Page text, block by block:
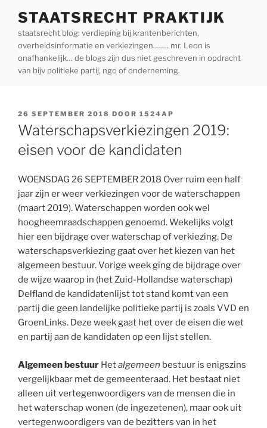
inhoud
STAATSRECHT PRAKTIJK
staatsrecht blog: verdieping bij krantenberichten,
overheidsinformatie en verkiezingen…….. mr. Leon is
onafhankelijk… de blogs zijn dus niet geschreven in opdracht
van bijv politieke partij, ngo of onderneming.
GEPLAATST
OP
26 SEPTEMBER 2018 DOOR 1524AP
Waterschapsverkiezingen 2019:
eisen voor de kandidaten
WOENSDAG 26 SEPTEMBER 2018 Over ruim een half
jaar zijn er weer verkiezingen voor de waterschappen
(maart 2019). Waterschappen worden ook wel
hoogheemraadschappen genoemd. Wekelijks volgt
hier een bijdrage over waterschap of verkiezing. De
waterschapsverkiezing gaat over het kiezen van het
algemeen bestuur. Vorige week ging de bijdrage over
de wijze waarop in (het Zuid-Hollandse waterschap)
Delfland de kandidatenlijst tot stand komt van een
partij die geen landelijke politieke partij is zoals VVD en
GroenLinks. Deze week gaat het over de eisen die wet
en partij aan de kandidaten op een lijst stellen.
Algemeen bestuur Hetalgemeen bestuur is enigszins
vergelijkbaar met de gemeenteraad. Het bestaat niet
alleen uit vertegenwoordigers van de mensen die in
het waterschap wonen (de ingezetenen), maar ook uit
vertegenwoordigers van de bezitters van in het